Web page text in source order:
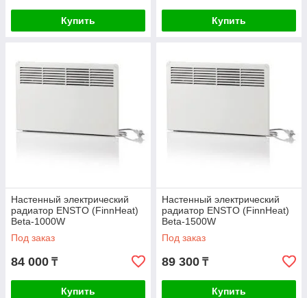
Купить Купить
Настенный электрический
радиатор ENSTO (FinnHeat)
Beta-1000W
Под заказ
84 000 ₸
Купить
Настенный электрический
радиатор ENSTO (FinnHeat)
Beta-1500W
Под заказ
89 300 ₸
Купить